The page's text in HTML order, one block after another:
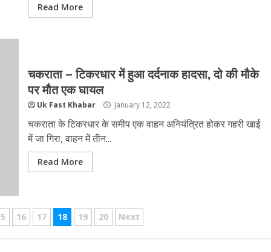
Read More
चकराता – टिकरधार में हुआ दर्दनाक हादसा, दो की मौके
पर मौत एक घायल
Uk Fast Khabar January 12, 2022
चकराता के टिकरधार के समीप एक वाहन अनियंत्रित होकर गहरी खाई
में जा गिरा, वाहन में तीन...
Read More
16 17 18 19 20 Next